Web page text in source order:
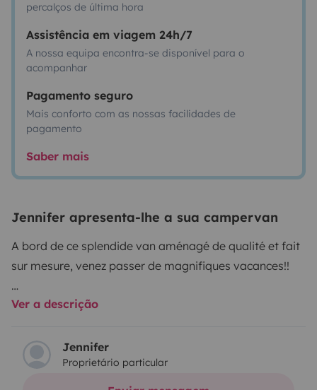
percalços de última hora
Assistência em viagem 24h/7
A nossa equipa encontra-se disponível para o
acompanhar
Pagamento seguro
Mais conforto com as nossas facilidades de
pagamento
Saber mais
Jennifer apresenta-lhe a sua campervan
A bord de ce splendide van aménagé de qualité et fait
sur mesure, venez passer de magnifiques vacances!!
Proche de la nature parcourez les routes et arrêtez-
100km/jour, ainsi que l'option 200km/jour vous
disposez d’une grande liberté.
Ver a descrição
Jennifer
Proprietário particular